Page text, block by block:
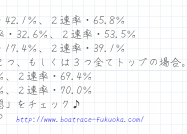
％、２連率・65.8％
32.6％、２連率・53.5％
％、２連率・39.1％
、もしくは３つ全てトップの場合。
２連率・69.4％
２連率・70.0％
」をチェック♪
http://www.boatrace-fukuoka.com/